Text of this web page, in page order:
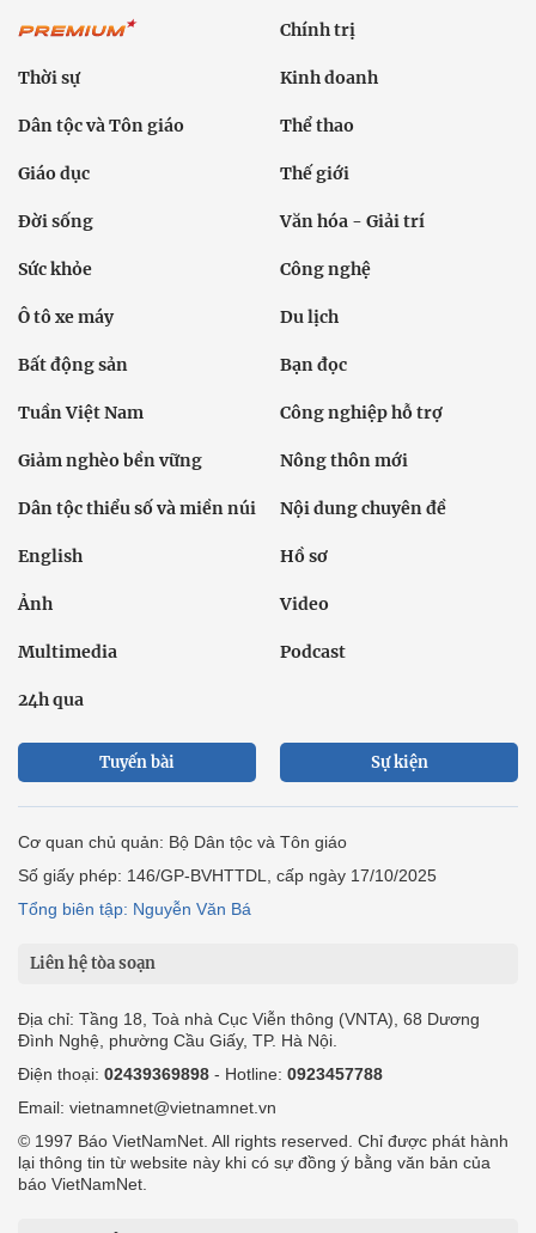
Chính trị
Thời sự Kinh doanh
Dân tộc và Tôn giáo Thể thao
Giáo dục Thế giới
Đời sống Văn hóa - Giải trí
Sức khỏe Công nghệ
Ô tô xe máy Du lịch
Bất động sản Bạn đọc
Tuần Việt Nam Công nghiệp hỗ trợ
Giảm nghèo bền vững Nông thôn mới
Dân tộc thiểu số và miền núi Nội dung chuyên đề
English Hồ sơ
Ảnh Video
Multimedia Podcast
24h qua
Tuyến bài Sự kiện
Cơ quan chủ quản: Bộ Dân tộc và Tôn giáo
Số giấy phép: 146/GP-BVHTTDL, cấp ngày 17/10/2025
Tổng biên tập: Nguyễn Văn Bá
Liên hệ tòa soạn
Địa chỉ: Tầng 18, Toà nhà Cục Viễn thông (VNTA), 68 Dương
Đình Nghệ, phường Cầu Giấy, TP. Hà Nội.
Điện thoại: 02439369898 - Hotline: 0923457788
Email: vietnamnet@vietnamnet.vn
© 1997 Báo VietNamNet. All rights reserved. Chỉ được phát hành
lại thông tin từ website này khi có sự đồng ý bằng văn bản của
báo VietNamNet.